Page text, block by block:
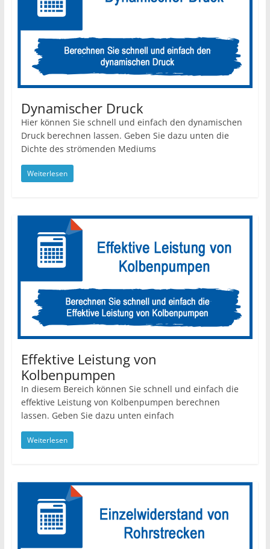
Dynamischer Druck
Hier können Sie schnell und einfach den dynamischen
Druck berechnen lassen. Geben Sie dazu unten die
Dichte des strömenden Mediums
Weiterlesen
Effektive Leistung von
Kolbenpumpen
In diesem Bereich können Sie schnell und einfach die
effektive Leistung von Kolbenpumpen berechnen
lassen. Geben Sie dazu unten einfach
Weiterlesen